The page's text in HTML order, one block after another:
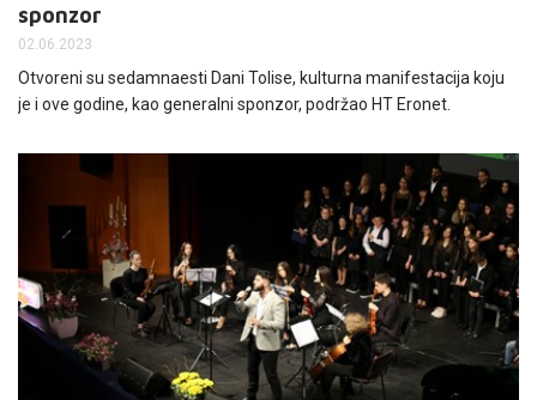
sponzor
02.06.2023
Otvoreni su sedamnaesti Dani Tolise, kulturna manifestacija koju
je i ove godine, kao generalni sponzor, podržao HT Eronet.